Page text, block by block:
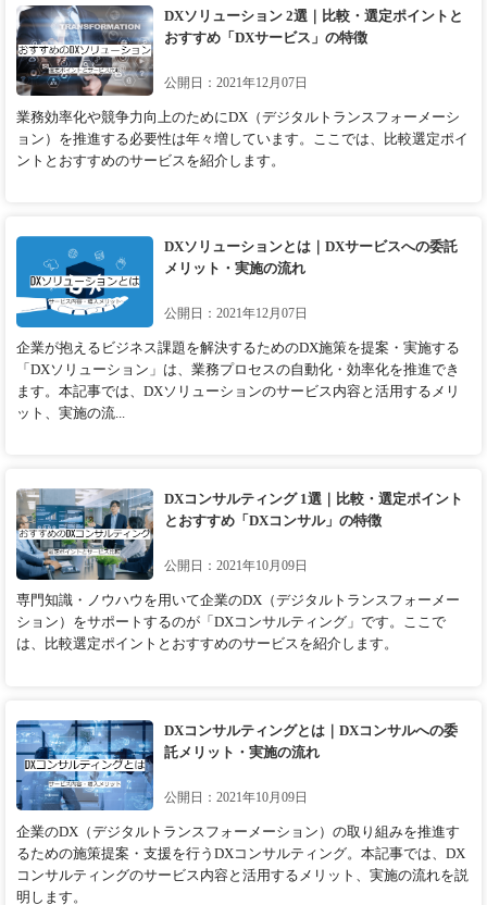
DXソリューション 2選｜比較・選定ポイントと
おすすめ「DXサービス」の特徴
公開日：2021年12月07日
業務効率化や競争力向上のためにDX（デジタルトランスフォーメーシ
ョン）を推進する必要性は年々増しています。ここでは、比較選定ポイ
ントとおすすめのサービスを紹介します。
DXソリューションとは｜DXサービスへの委託
メリット・実施の流れ
公開日：2021年12月07日
企業が抱えるビジネス課題を解決するためのDX施策を提案・実施する
「DXソリューション」は、業務プロセスの自動化・効率化を推進でき
ます。本記事では、DXソリューションのサービス内容と活用するメリ
ット、実施の流...
DXコンサルティング 1選｜比較・選定ポイント
とおすすめ「DXコンサル」の特徴
公開日：2021年10月09日
専門知識・ノウハウを用いて企業のDX（デジタルトランスフォーメー
ション）をサポートするのが「DXコンサルティング」です。ここで
は、比較選定ポイントとおすすめのサービスを紹介します。
DXコンサルティングとは｜DXコンサルへの委
託メリット・実施の流れ
公開日：2021年10月09日
企業のDX（デジタルトランスフォーメーション）の取り組みを推進す
るための施策提案・支援を行うDXコンサルティング。本記事では、DX
コンサルティングのサービス内容と活用するメリット、実施の流れを説
明します。